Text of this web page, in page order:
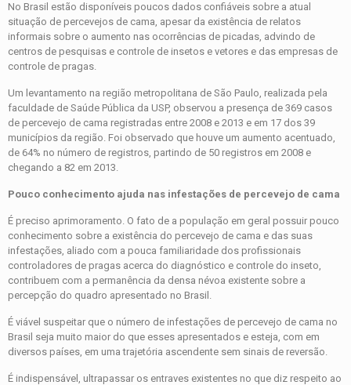
No Brasil estão disponíveis poucos dados confiáveis sobre a atual
situação de percevejos de cama, apesar da existência de relatos
informais sobre o aumento nas ocorrências de picadas, advindo de
centros de pesquisas e controle de insetos e vetores e das empresas de
controle de pragas.
Um levantamento na região metropolitana de São Paulo, realizada pela
faculdade de Saúde Pública da USP, observou a presença de 369 casos
de percevejo de cama registradas entre 2008 e 2013 e em 17 dos 39
municípios da região. Foi observado que houve um aumento acentuado,
de 64% no número de registros, partindo de 50 registros em 2008 e
chegando a 82 em 2013.
Pouco conhecimento ajuda nas infestações de percevejo de cama
É preciso aprimoramento. O fato de a população em geral possuir pouco
conhecimento sobre a existência do percevejo de cama e das suas
infestações, aliado com a pouca familiaridade dos profissionais
controladores de pragas acerca do diagnóstico e controle do inseto,
contribuem com a permanência da densa névoa existente sobre a
percepção do quadro apresentado no Brasil.
É viável suspeitar que o número de infestações de percevejo de cama no
Brasil seja muito maior do que esses apresentados e esteja, com em
diversos países, em uma trajetória ascendente sem sinais de reversão.
É indispensável, ultrapassar os entraves existentes no que diz respeito ao